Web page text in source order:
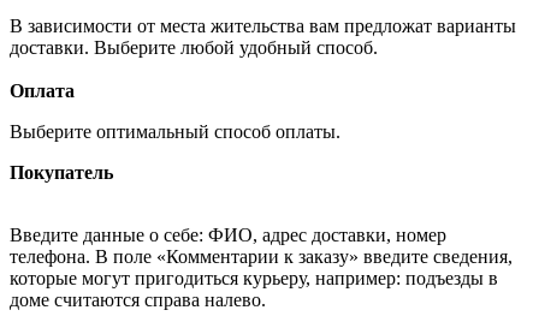
В зависимости от места жительства вам предложат варианты
доставки. Выберите любой удобный способ.
Оплата
Выберите оптимальный способ оплаты.
Покупатель
Введите данные о себе: ФИО, адрес доставки, номер
телефона. В поле «Комментарии к заказу» введите сведения,
которые могут пригодиться курьеру, например: подъезды в
доме считаются справа налево.